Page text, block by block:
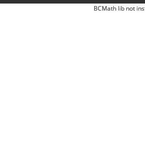
BCMath lib not